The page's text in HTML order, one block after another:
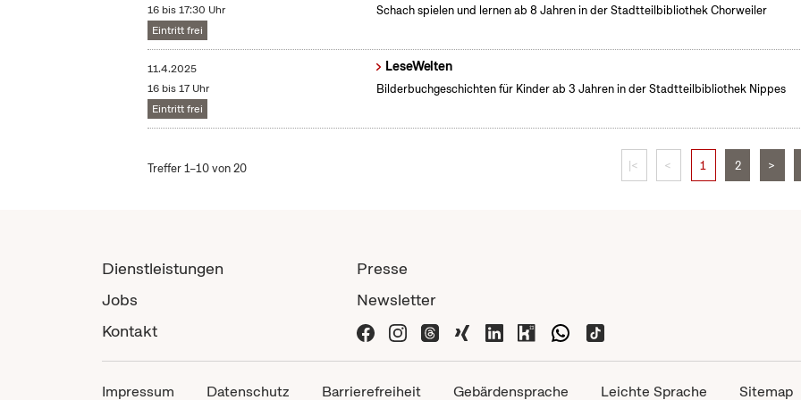
16 bis 17:30 Uhr
Eintritt frei
Schach spielen und lernen ab 8 Jahren in der Stadtteilbibliothek Chorweiler
11.4.2025
16 bis 17 Uhr
Eintritt frei
LeseWelten
Bilderbuchgeschichten für Kinder ab 3 Jahren in der Stadtteilbibliothek Nippes
Treffer 1–10 von 20 |< < 1 2 >
Dienstleistungen
Jobs
Kontakt
Presse
Newsletter
Impressum Datenschutz Barrierefreiheit Gebärdensprache Leichte Sprache Sitemap